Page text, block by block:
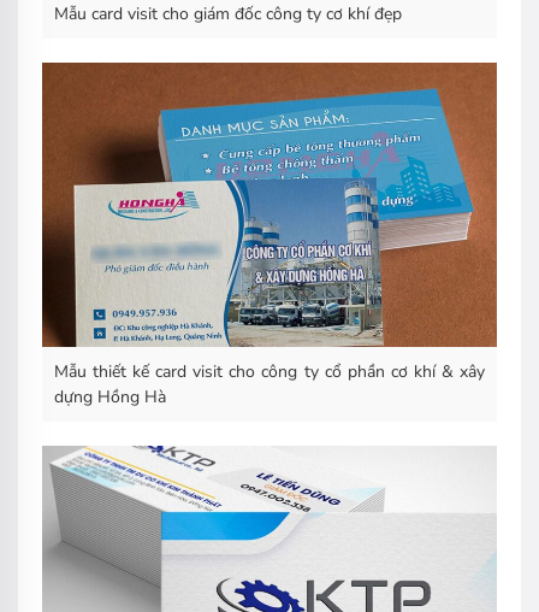
Mẫu card visit cho giám đốc công ty cơ khí đẹp
Mẫu thiết kế card visit cho công ty cổ phần cơ khí & xây
dựng Hồng Hà